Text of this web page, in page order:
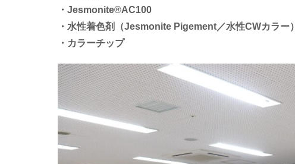
・Jesmonite®AC100
・水性着色剤（Jesmonite Pigement／水性CWカラー）
・カラーチップ